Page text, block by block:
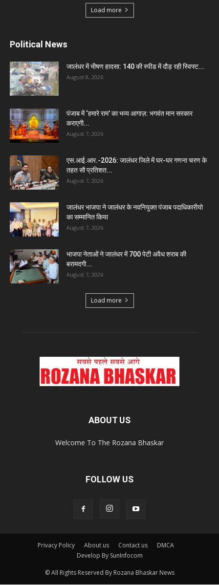
Load more
Political News
जालंधर में भीषण हादसा: 140 की स्पीड में दौड़ रही स्विफ्ट...
August 8, 2026
पंजाब में ‘हमारे राम’ का भव्य आगाज़: भगवंत मान सरकार
कराएगी...
August 7, 2026
एस.आई.आर.-2026: जालंधर जिले में घर-घर गणना चरण के
तहत सौ प्रतिशत...
August 7, 2026
जालंधर भाजपा ने जालंधर के नवनियुक्त पंजाब पदाधिकारीयो
का सम्मानित किया
August 7, 2026
भाजपा नेताओं ने जालंधर में 700 पेटी अवैध शराब की
बरामदगी...
August 7, 2026
Load more
ABOUT US
Welcome To The Rozana Bhaskar
FOLLOW US
Privacy Policy About us Contact us
DMCA
Develop By SunInfocom
© All Rights Reserved By Rozana Bhaskar News